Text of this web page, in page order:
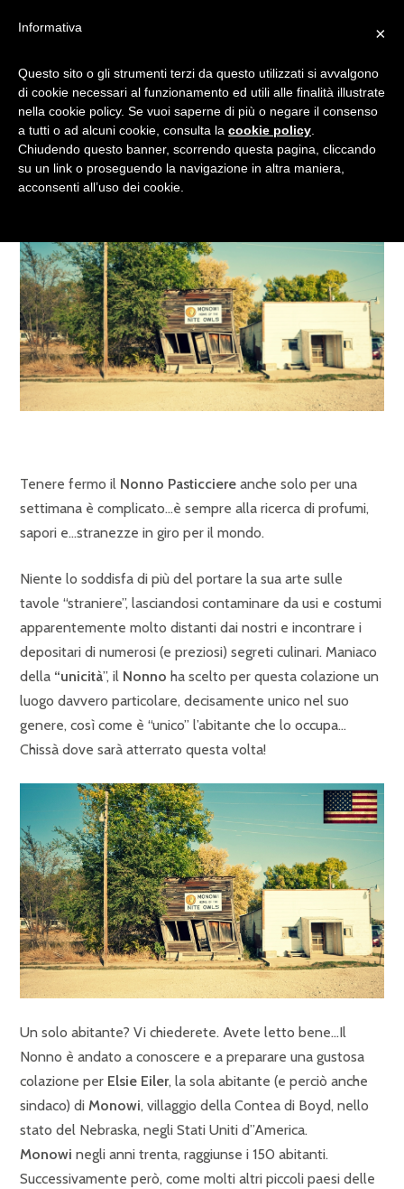
COLAZIONE “IN
SOLITARIA” A MONOWI
Tenere fermo il Nonno Pasticciere anche solo per una
settimana è complicato…è sempre alla ricerca di profumi,
sapori e…stranezze in giro per il mondo.
Niente lo soddisfa di più del portare la sua arte sulle
tavole “straniere”, lasciandosi contaminare da usi e costumi
apparentemente molto distanti dai nostri e incontrare i
depositari di numerosi (e preziosi) segreti culinari. Maniaco
della “unicità”, il Nonno ha scelto per questa colazione un
luogo davvero particolare, decisamente unico nel suo
genere, così come è “unico” l’abitante che lo occupa…
Chissà dove sarà atterrato questa volta!
Un solo abitante? Vi chiederete. Avete letto bene…Il
Nonno è andato a conoscere e a preparare una gustosa
colazione per Elsie Eiler, la sola abitante (e perciò anche
sindaco) di Monowi, villaggio della Contea di Boyd, nello
stato del Nebraska, negli Stati Uniti d”America.
Monowi negli anni trenta, raggiunse i 150 abitanti.
Successivamente però, come molti altri piccoli paesi delle
×
Informativa
Questo sito o gli strumenti terzi da questo utilizzati si avvalgono
di cookie necessari al funzionamento ed utili alle finalità illustrate
nella cookie policy. Se vuoi saperne di più o negare il consenso
a tutti o ad alcuni cookie, consulta la cookie policy
Chiudendo questo banner, scorrendo questa pagina, cliccando
su un link o proseguendo la navigazione in altra maniera,
acconsenti all’uso dei cookie.